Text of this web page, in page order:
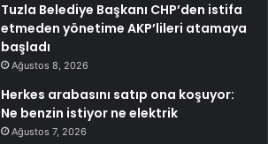
Tuzla Belediye Başkanı CHP’den istifa
etmeden yönetime AKP’lileri atamaya
başladı
Ağustos 8, 2026
Herkes arabasını satıp ona koşuyor:
Ne benzin istiyor ne elektrik
Ağustos 7, 2026